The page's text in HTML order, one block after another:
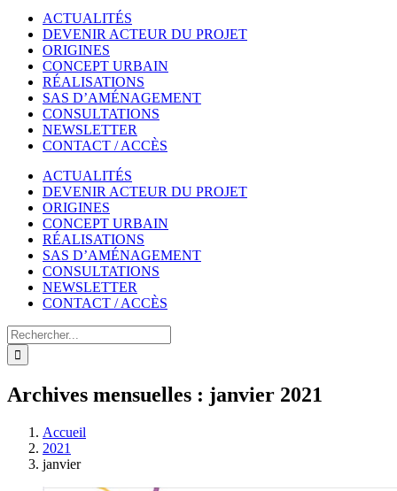
ACTUALITÉS
DEVENIR ACTEUR DU PROJET
ORIGINES
CONCEPT URBAIN
RÉALISATIONS
SAS D’AMÉNAGEMENT
CONSULTATIONS
NEWSLETTER
CONTACT / ACCÈS
ACTUALITÉS
DEVENIR ACTEUR DU PROJET
ORIGINES
CONCEPT URBAIN
RÉALISATIONS
SAS D’AMÉNAGEMENT
CONSULTATIONS
NEWSLETTER
CONTACT / ACCÈS
Rechercher
Archives mensuelles : janvier 2021
Accueil
2021
janvier